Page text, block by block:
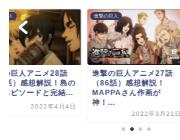
巨人
の巨人アニメ28話
話）感想解説！島の
エピソードと完結...
2022年4月4日
進撃の巨人
進撃の巨人アニメ27話
（86話）感想解説！
MAPPAさん作画が
神！...
2022年3月21日